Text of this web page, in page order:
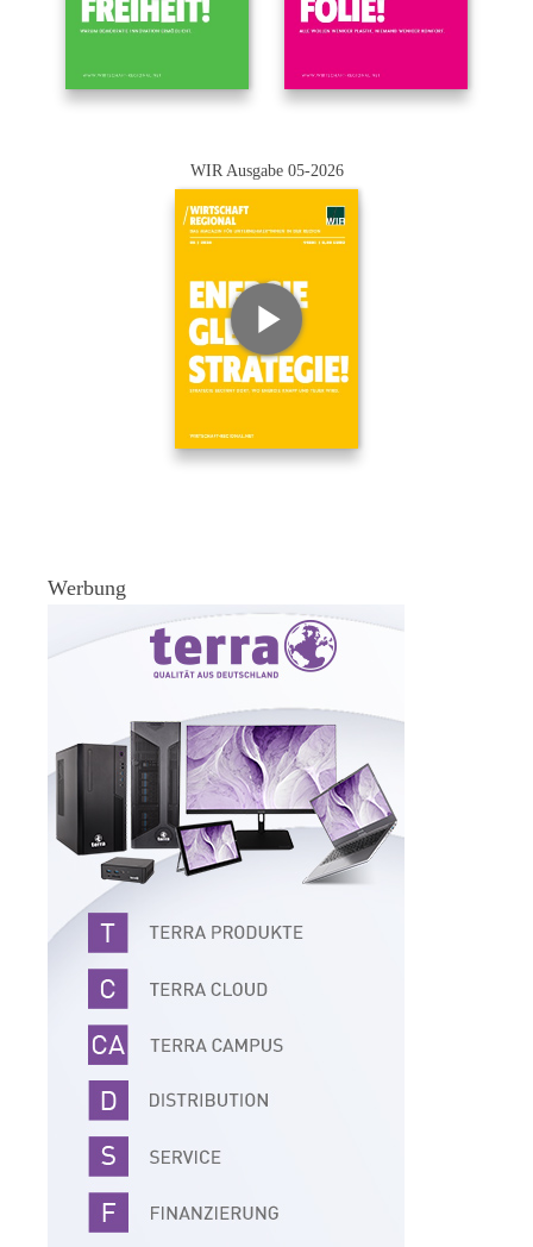
WIR Ausgabe 05-2026
Werbung